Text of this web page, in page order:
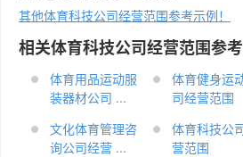
其他体育科技公司经营范围参考示例！
相关体育科技公司经营范围参
体育用品运动服
装器材公司 ...
体育健身运
司经营范围
文化体育管理咨
询公司经营 ...
体育科技公
营范围